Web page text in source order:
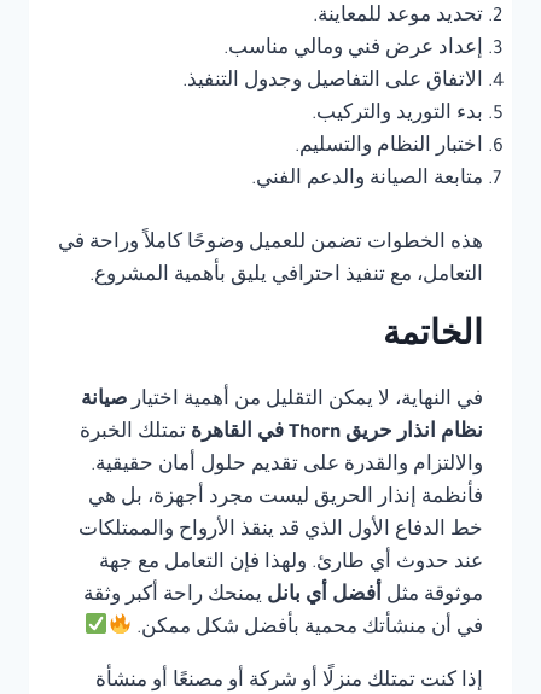
تحديد موعد للمعاينة.
إعداد عرض فني ومالي مناسب.
الاتفاق على التفاصيل وجدول التنفيذ.
بدء التوريد والتركيب.
اختبار النظام والتسليم.
متابعة الصيانة والدعم الفني.
هذه الخطوات تضمن للعميل وضوحًا كاملاً وراحة في
التعامل، مع تنفيذ احترافي يليق بأهمية المشروع.
الخاتمة
في النهاية، لا يمكن التقليل من أهمية اختيار صيانة
نظام انذار حريق Thorn في القاهرة
تمتلك الخبرة
والالتزام والقدرة على تقديم حلول أمان حقيقية.
فأنظمة إنذار الحريق ليست مجرد أجهزة، بل هي
خط الدفاع الأول الذي قد ينقذ الأرواح والممتلكات
عند حدوث أي طارئ. ولهذا فإن التعامل مع جهة
موثوقة مثل أفضل أي بانل يمنحك راحة أكبر وثقة
في أن منشأتك محمية بأفضل شكل ممكن.
إذا كنت تمتلك منزلًا أو شركة أو مصنعًا أو منشأة